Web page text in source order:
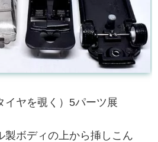
イヤを覗く）5パーツ展
製ボディの上から挿しこん